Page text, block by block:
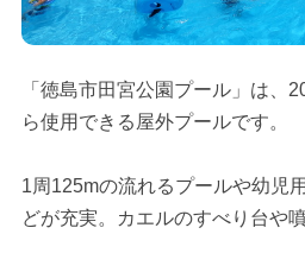
「徳島市田宮公園プール」は、
ら使用できる屋外プールです。
1周125mの流れるプールや幼児
どが充実。カエルのすべり台や